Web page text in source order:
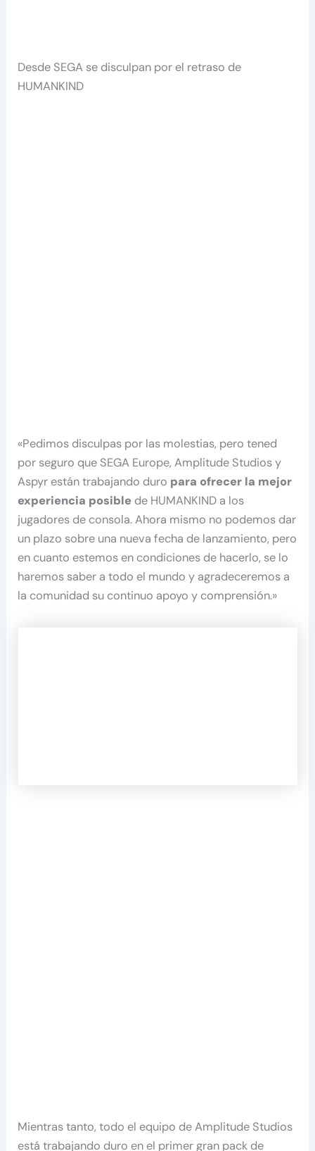
Desde SEGA se disculpan por el retraso de
HUMANKIND
«Pedimos disculpas por las molestias, pero tened
por seguro que SEGA Europe, Amplitude Studios y
Aspyr están trabajando duro para ofrecer la mejor
experiencia posible de HUMANKIND a los
jugadores de consola. Ahora mismo no podemos dar
un plazo sobre una nueva fecha de lanzamiento, pero
en cuanto estemos en condiciones de hacerlo, se lo
haremos saber a todo el mundo y agradeceremos a
la comunidad su continuo apoyo y comprensión.»
Mientras tanto, todo el equipo de Amplitude Studios
está trabajando duro en el primer gran pack de